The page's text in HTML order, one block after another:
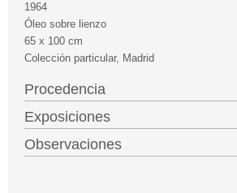
1964
Óleo sobre lienzo
65 x 100 cm
Colección particular, Madrid
Procedencia
Exposiciones
Observaciones